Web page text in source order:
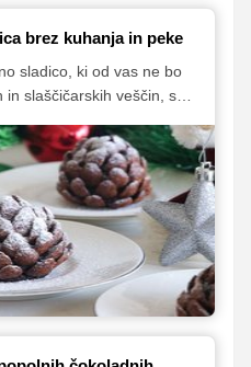
brez kuhanja in peke
sladico, ki od vas ne bo
slaščičarskih veščin, so
krašenje storžev pa lahko
praznična sladica vas
videzom kot tudi z